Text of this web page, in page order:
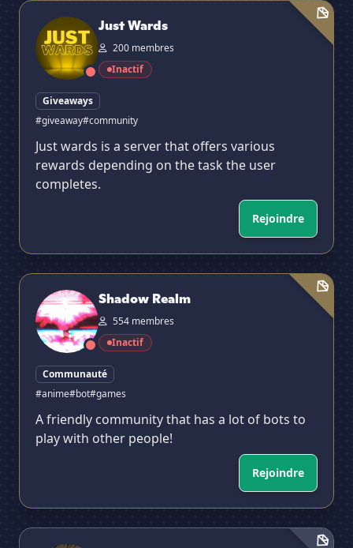
Just Wards
Just Wards
200 membres
Inactif
Giveaways
#giveaway#community
Just wards is a server that offers various
rewards depending on the task the user
completes.
Rejoindre
Shadow Realm
Shadow Realm
554 membres
Inactif
Communauté
#anime#bot#games
A friendly community that has a lot of bots to
play with other people!
Rejoindre
Animesh Community